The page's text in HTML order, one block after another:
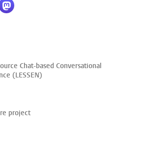
LinkedIn
via WhatsApp
Delen via Mastodon
Chat-based Conversational
(LESSEN)
project